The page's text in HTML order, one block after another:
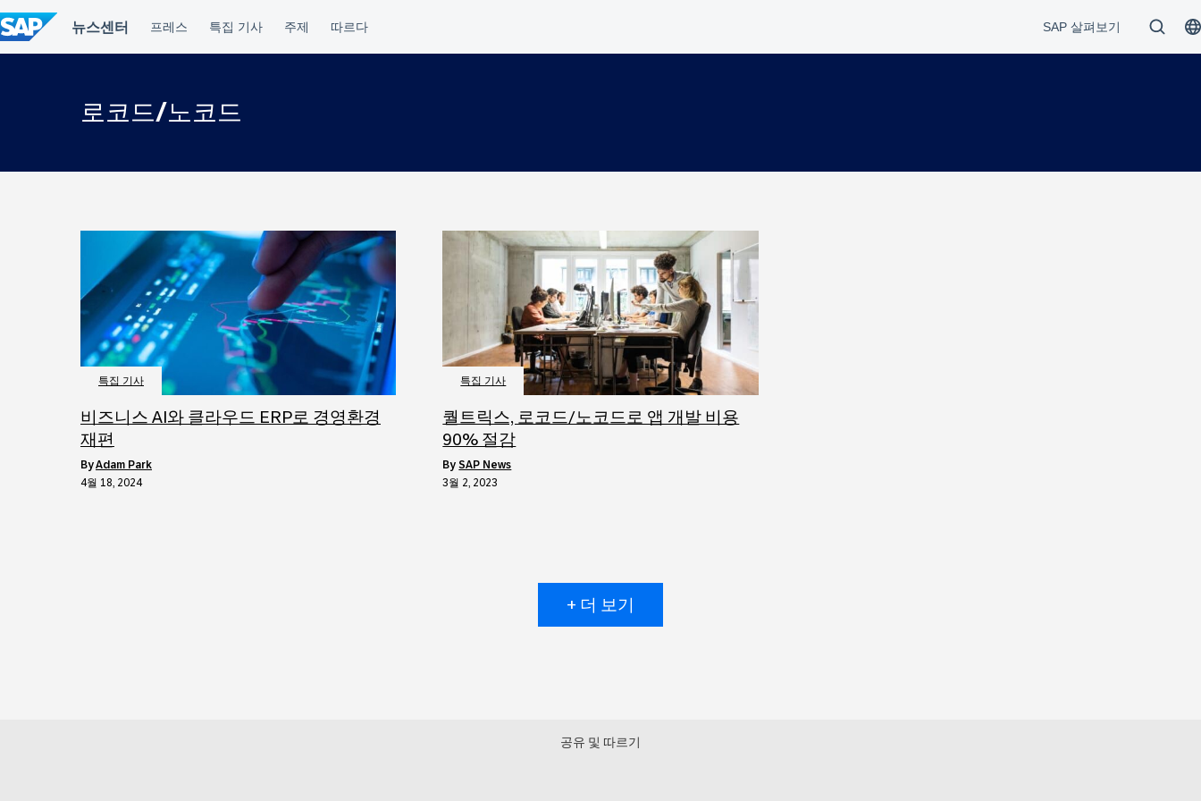
텐
츠
건
로코드/노코드
특집 기사
비즈니스 AI와 클라우드 ERP로 경영환경
재편
byAdam Park
4월 18, 2024
특집 기사
퀄트릭스, 로코드/노코드로 앱 개발 비용
90% 절감
bySAP News
3월 2, 2023
+ 더 보기
공유 및 따르기